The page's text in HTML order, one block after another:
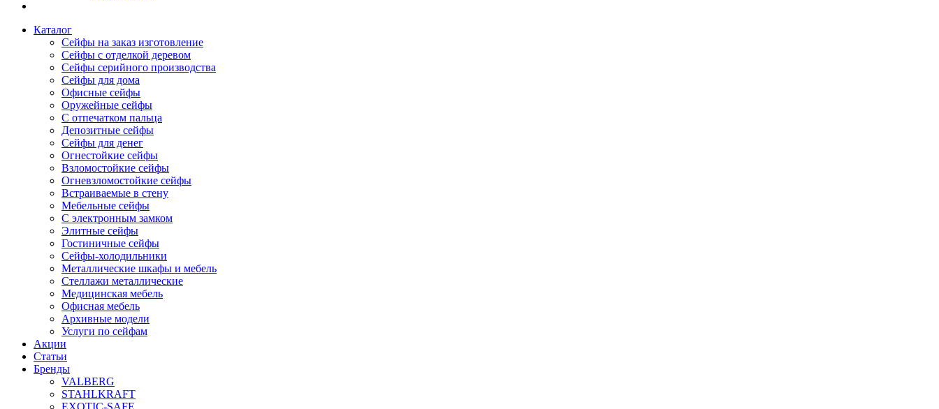
Каталог
Сейфы на заказ изготовление
Сейфы с отделкой деревом
Сейфы серийного производства
Сейфы для дома
Офисные сейфы
Оружейные сейфы
С отпечатком пальца
Депозитные сейфы
Сейфы для денег
Огнестойкие сейфы
Взломостойкие сейфы
Огневзломостойкие сейфы
Встраиваемые в стену
Мебельные сейфы
С электронным замком
Элитные сейфы
Гостиничные сейфы
Сейфы-холодильники
Металлические шкафы и мебель
Стеллажи металлические
Медицинская мебель
Офисная мебель
Архивные модели
Услуги по сейфам
Акции
Статьи
Бренды
VALBERG
STAHLKRAFT
EXOTIC-SAFE